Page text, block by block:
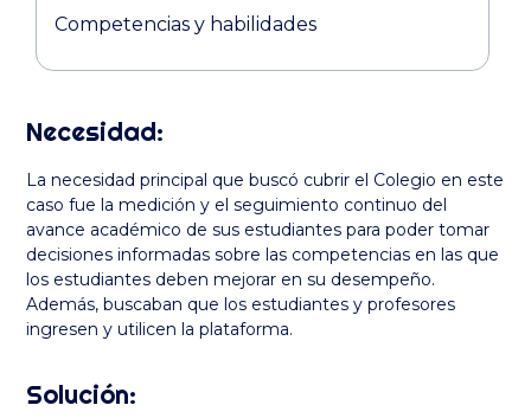
Competencias y habilidades
Necesidad:
La necesidad principal que buscó cubrir el Colegio en este
caso fue la medición y el seguimiento continuo del
avance académico de sus estudiantes para poder tomar
decisiones informadas sobre las competencias en las que
los estudiantes deben mejorar en su desempeño.
Además, buscaban que los estudiantes y profesores
ingresen y utilicen la plataforma.
Solución: